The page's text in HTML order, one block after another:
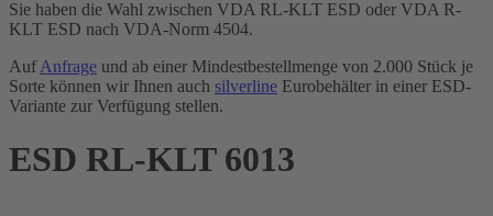
Sie haben die Wahl zwischen VDA RL-KLT ESD oder VDA R-
KLT ESD nach VDA-Norm 4504.
Auf Anfrage und ab einer Mindestbestellmenge von 2.000 Stück je
Sorte können wir Ihnen auch silverline Eurobehälter in einer ESD-
Variante zur Verfügung stellen.
ESD RL-KLT 6013